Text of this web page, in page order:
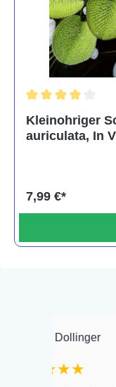
Kleinohriger
auriculata, In
7,99 €*